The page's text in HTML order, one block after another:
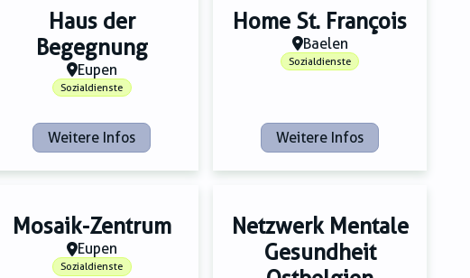
Haus der
Begegnung
Eupen
Sozialdienste
Weitere Infos
Home St. François
Baelen
Sozialdienste
Weitere Infos
Mosaik-Zentrum
Eupen
Sozialdienste
Netzwerk Mentale
Gesundheit